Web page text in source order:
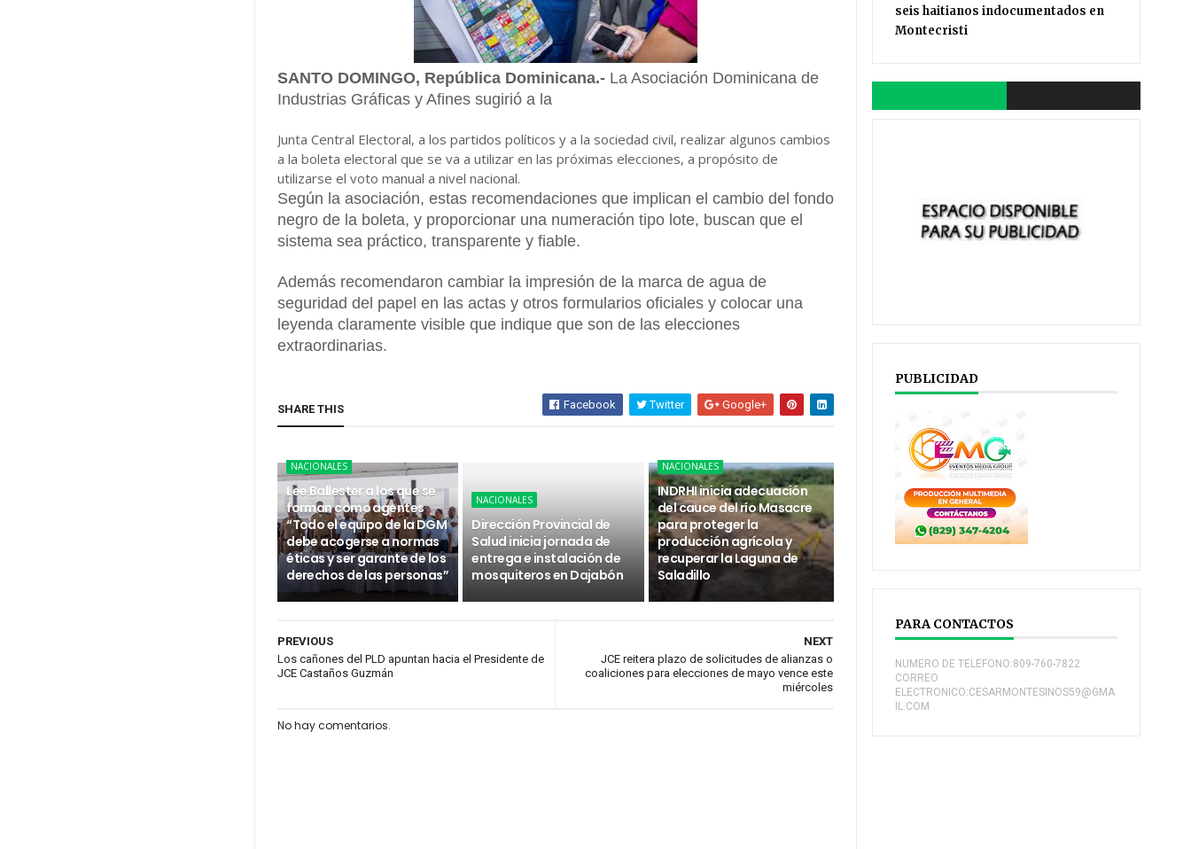
SANTO DOMINGO, República Dominicana.- La Asociación Dominicana de
Industrias Gráficas y Afines sugirió a la
Junta Central Electoral, a los partidos políticos y a la sociedad civil, realizar algunos cambios
a la boleta electoral que se va a utilizar en las próximas elecciones, a propósito de
utilizarse el voto manual a nivel nacional.
Según la asociación, estas recomendaciones que implican el cambio del fondo
negro de la boleta, y proporcionar una numeración tipo lote, buscan que el
sistema sea práctico, transparente y fiable.
Además recomendaron cambiar la impresión de la marca de agua de
seguridad del papel en las actas y otros formularios oficiales y colocar una
leyenda claramente visible que indique que son de las elecciones
extraordinarias.
SHARE THIS Facebook Twitter Google+
NACIONALES
Lee Ballester a los que se
forman como agentes
“Todo el equipo de la DGM
debe acogerse a normas
éticas y ser garante de los
derechos de las personas”
NACIONALES
Dirección Provincial de
Salud inicia jornada de
entrega e instalación de
mosquiteros en Dajabón
NACIONALES
INDRHI inicia adecuación
del cauce del río Masacre
para proteger la
producción agrícola y
recuperar la Laguna de
Saladillo
NEXT
JCE reitera plazo de solicitudes de alianzas o
coaliciones para elecciones de mayo vence este
miércoles
PREVIOUS
Los cañones del PLD apuntan hacia el Presidente de
JCE Castaños Guzmán
No hay comentarios.
seis haitianos indocumentados en
Montecristi
PUBLICIDAD
PARA CONTACTOS
NUMERO DE TELEFONO:809-760-7822
CORREO
ELECTRONICO:CESARMONTESINOS59@GMA
IL.COM